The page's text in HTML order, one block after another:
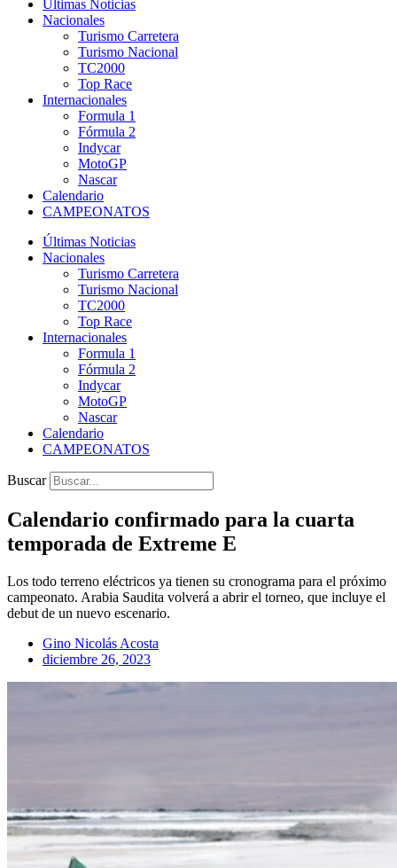
Últimas Noticias
Nacionales
Turismo Carretera
Turismo Nacional
TC2000
Top Race
Internacionales
Formula 1
Fórmula 2
Indycar
MotoGP
Nascar
Calendario
CAMPEONATOS
Últimas Noticias
Nacionales
Turismo Carretera
Turismo Nacional
TC2000
Top Race
Internacionales
Formula 1
Fórmula 2
Indycar
MotoGP
Nascar
Calendario
CAMPEONATOS
Buscar
Calendario confirmado para la cuarta
temporada de Extreme E
Los todo terreno eléctricos ya tienen su cronograma para el próximo
campeonato. Arabia Saudita volverá a abrir el torneo, que incluye el
debut de un nuevo escenario.
Gino Nicolás Acosta
diciembre 26, 2023